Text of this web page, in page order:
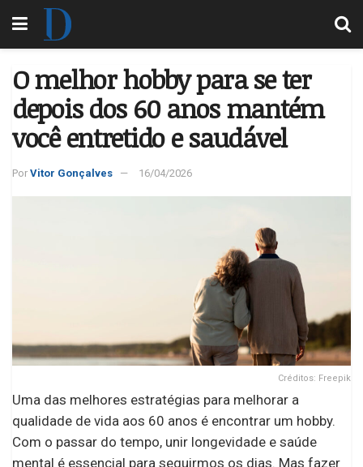
O melhor hobby para se ter
depois dos 60 anos mantém
você entretido e saudável
Por Vitor Gonçalves 16/04/2026
Créditos: Freepik
Uma das melhores estratégias para melhorar a
qualidade de vida aos 60 anos é encontrar um hobby.
Com o passar do tempo, unir longevidade e saúde
mental é essencial para seguirmos os dias. Mas fazer